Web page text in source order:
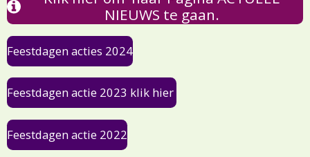
NIEUWS te gaan.
Feestdagen acties 2024
Feestdagen actie 2023 klik hier
Feestdagen actie 2022